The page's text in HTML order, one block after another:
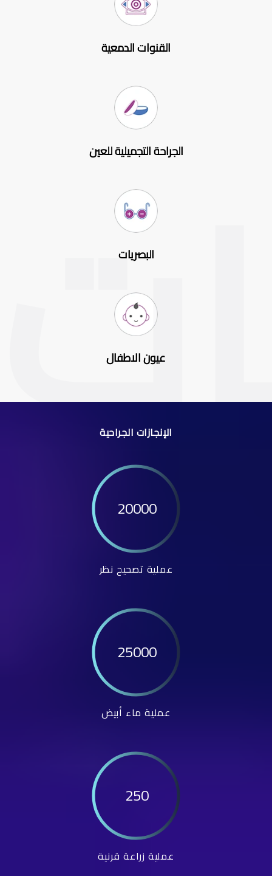
القنوات الدمعية
الجراحة التجميلية للعين
البصريات
عيون الاطفال
الإنجازات الجراحية
20000
عملية تصحيح نظر
25000
عملية ماء أبيض
250
عملية زراعة قرنية